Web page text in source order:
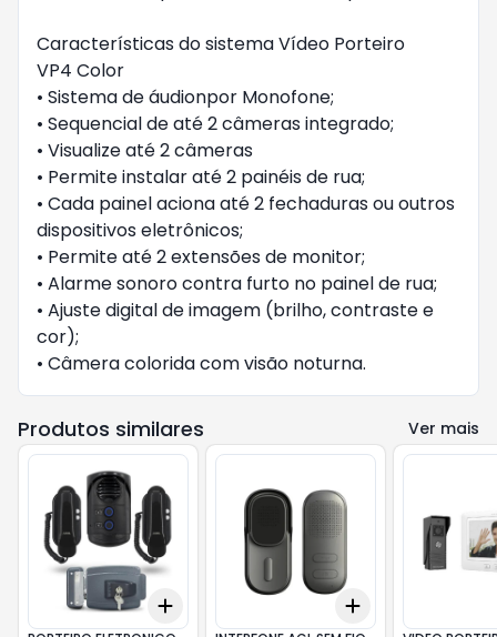
Características do sistema Vídeo Porteiro
VP4 Color
• Sistema de áudionpor Monofone;
• Sequencial de até 2 câmeras integrado;
• Visualize até 2 câmeras
• Permite instalar até 2 painéis de rua;
• Cada painel aciona até 2 fechaduras ou outros
dispositivos eletrônicos;
• Permite até 2 extensões de monitor;
• Alarme sonoro contra furto no painel de rua;
• Ajuste digital de imagem (brilho, contraste e
cor);
• Câmera colorida com visão noturna.
Produtos similares Ver mais
Add Add